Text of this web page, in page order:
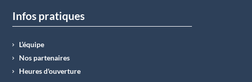
Infos pratiques
L’équipe
Nos partenaires
Heures d'ouverture